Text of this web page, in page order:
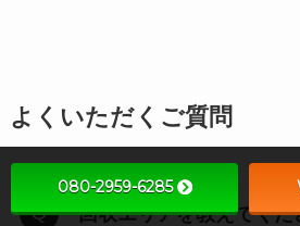
よくいただくご質問
回収エリアを教えてくだ
080-2959-6285